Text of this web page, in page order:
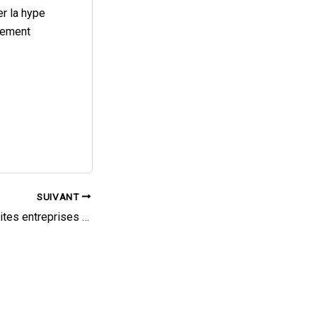
la hype
SUIVANT
RSE : quand les petites entreprises s’engagent pour l’environnement (version audio)